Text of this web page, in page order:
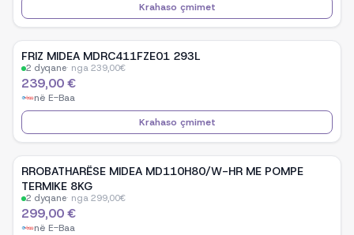
Krahaso çmimet
FRIZ MIDEA MDRC411FZE01 293L
2 dyqane· nga 239,00€
239,00 €
në E-Baa
Krahaso çmimet
RROBATHARËSE MIDEA MD110H80/W-HR ME POMPE
TERMIKE 8KG
2 dyqane· nga 299,00€
299,00 €
në E-Baa